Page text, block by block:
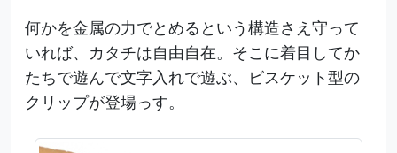
何かを金属の力でとめるという構造さえ守って
いれば、カタチは自由自在。そこに着目してか
たちで遊んで文字入れで遊ぶ、ビスケット型の
クリップが登場っす。